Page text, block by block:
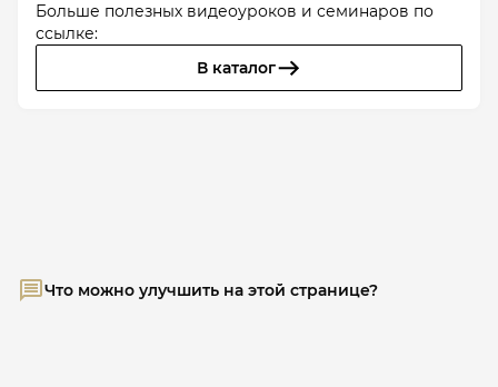
Больше полезных видеоуроков и семинаров по
ссылке:
В каталог
Что можно улучшить на этой странице?